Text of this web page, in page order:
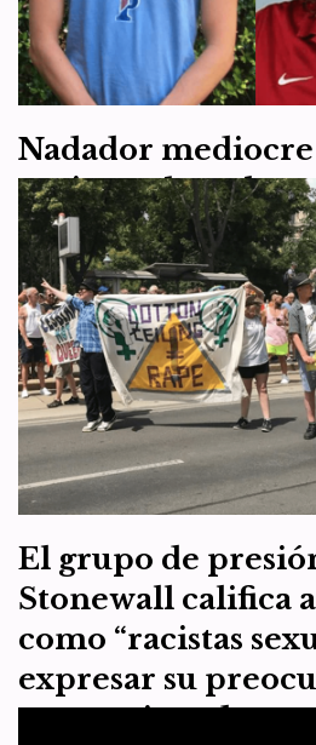
Nadador mediocre
mujer y ahora
gana
biológica no
femenino se va a
porWHRC España 17 de diciembre de
Un nadador de la Universidad de
títulos y victorias en la categoría
descritos como “okei” comenzó a
El grupo de
Stonewall califica
como “racistas
expresar su
ser presionadas